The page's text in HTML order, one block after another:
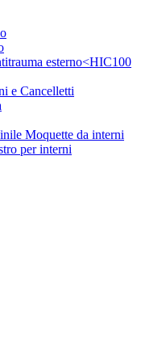
esterno<HIC100
e Cancelletti
Moquette da interni
per interni